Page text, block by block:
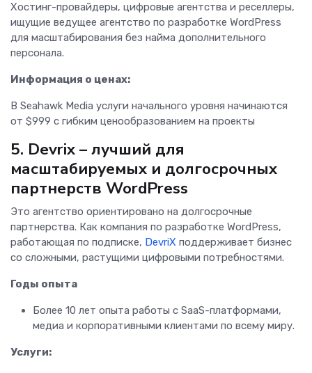
Хостинг-провайдеры, цифровые агентства и реселлеры,
ищущие ведущее агентство по разработке WordPress
для масштабирования без найма дополнительного
персонала.
Информация о ценах:
В Seahawk Media услуги начального уровня начинаются
от $999 с гибким ценообразованием на проекты
5. Devrix – лучший для
масштабируемых и долгосрочных
партнерств WordPress
Это агентство ориентировано на долгосрочные
партнерства. Как компания по разработке WordPress,
работающая по подписке, DevriX поддерживает бизнес
со сложными, растущими цифровыми потребностями.
Годы опыта
Более 10 лет опыта работы с SaaS-платформами,
медиа и корпоративными клиентами по всему миру.
Услуги: